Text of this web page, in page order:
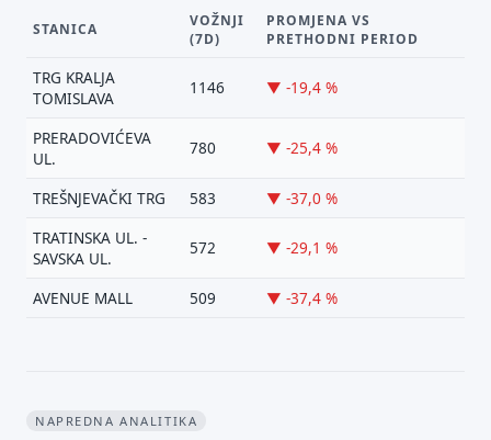
STANICA
VOŽNJI
(7D)
PROMJENA VS
PRETHODNI PERIOD
TRG KRALJA
TOMISLAVA
1146 ▼ -19,4 %
PRERADOVIĆEVA
UL.
780 ▼ -25,4 %
TREŠNJEVAČKI TRG 583
▼ -37,0 %
TRATINSKA UL. -
SAVSKA UL.
572 ▼ -29,1 %
AVENUE MALL 509 ▼ -37,4 %
NAPREDNA ANALITIKA